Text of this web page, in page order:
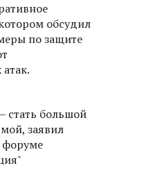
обсудил
по защите
стать большой
заявил
форуме